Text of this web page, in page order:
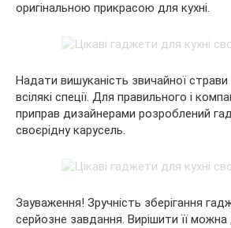
оригінальною прикрасою для кухні.
Надати вишуканість звичайної
всілякі спеції. Для правильного і
приправ дизайнерами розроблений
своєрідну карусель.
Зауваження! Зручність зберігання
серйозне завдання. Вирішити її